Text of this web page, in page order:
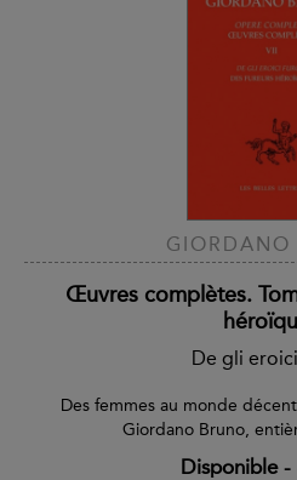
GIORDANO
Œuvres complètes.
De gli
Des femmes au monde
Giordano Bruno,
Disponible-